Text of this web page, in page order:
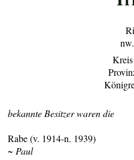
bekannte Besitzer waren die
Rabe (v. 1914-n. 1939)
~ Paul